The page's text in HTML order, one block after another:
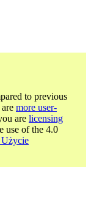
to previous
more user-
are licensing
use of the 4.0
Użycie